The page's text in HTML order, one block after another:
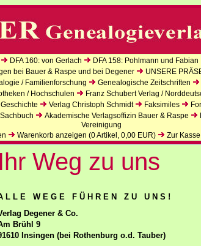
DFA 160: von Gerlach DFA 158: Pohlmann und Fabian
bei Bauer & Raspe und bei Degener UNSERE
/ Familienforschung Genealogische Zeitschriften
/ Hochschulen Franz Schubert Verlag /
Verlag Christoph Schmidt Faksimiles
Akademische Verlagsoffizin Bauer & Raspe
Vereinigung
Warenkorb anzeigen (0Artikel, 0,00 EUR) Zur
Ihr Weg zu uns
L L E W E G E F Ü H R E N Z U U N S !
Degener & Co.
Brühl 9
Insingen (bei Rothenburg o.d. Tauber)